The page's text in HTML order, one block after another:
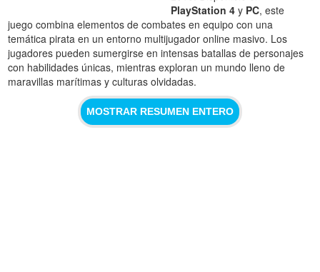
PlayStation 4 y PC, este
juego combina elementos de combates en equipo con una
temática pirata en un entorno multijugador online masivo. Los
jugadores pueden sumergirse en intensas batallas de personajes
con habilidades únicas, mientras exploran un mundo lleno de
maravillas marítimas y culturas olvidadas.
MOSTRAR RESUMEN ENTERO